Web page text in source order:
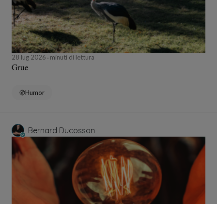
28 lug 2026 minuti di lettura
Grue
Humor
Bernard Ducosson